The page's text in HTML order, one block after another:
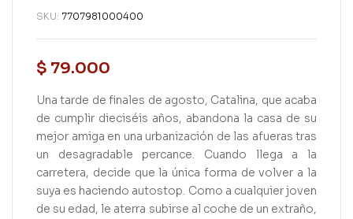
SKU: 7707981000400
$ 79.000
Una tarde de finales de agosto, Catalina, que acaba
de cumplir dieciséis años, abandona la casa de su
mejor amiga en una urbanización de las afueras tras
un desagradable percance. Cuando llega a la
carretera, decide que la única forma de volver a la
suya es haciendo autostop. Como a cualquier joven
de su edad, le aterra subirse al coche de un extraño,